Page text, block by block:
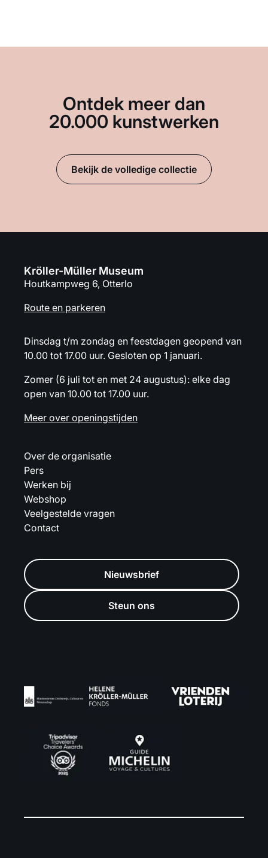
Ontdek meer dan
20.000 kunstwerken
Bekijk de volledige collectie
Kröller-Müller Museum
Houtkampweg 6, Otterlo
Route en parkeren
Dinsdag t/m zondag en feestdagen geopend van
10.00 tot 17.00 uur. Gesloten op 1 januari.
Zomer (6 juli tot en met 24 augustus): elke dag
open van 10.00 tot 17.00 uur.
Meer over openingstijden
Over de organisatie
Pers
Werken bij
Webshop
Veelgestelde vragen
Contact
Nieuwsbrief
Steun ons